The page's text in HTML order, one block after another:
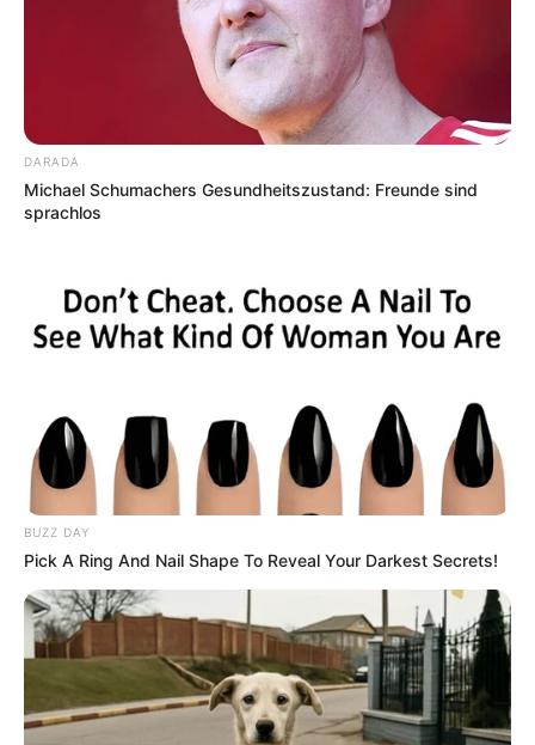
DARADA
Michael Schumachers Gesundheitszustand: Freunde sind
sprachlos
BUZZ DAY
Pick A Ring And Nail Shape To Reveal Your Darkest Secrets!